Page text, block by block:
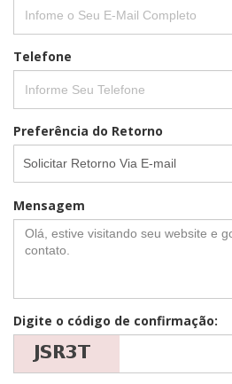
Telefone
Preferência do Retorno
Solicitar Retorno Via E-mail
Mensagem
Digite o código de confirmação: